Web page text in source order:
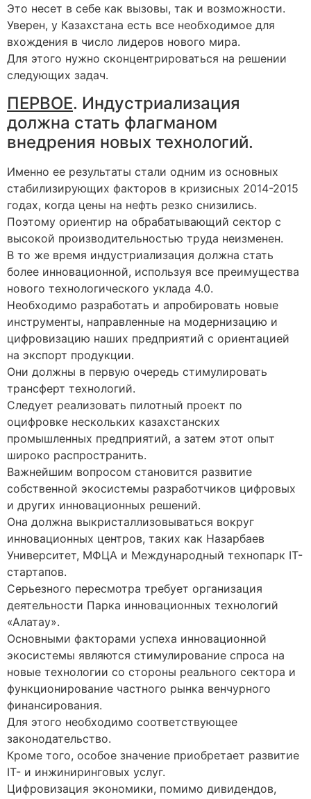
Это несет в себе как вызовы, так и возможности.
Уверен, у Казахстана есть все необходимое для
вхождения в число лидеров нового мира.
Для этого нужно сконцентрироваться на решении
следующих задач.
ПЕРВОЕ. Индустриализация
должна стать флагманом
внедрения новых технологий.
Именно ее результаты стали одним из основных
стабилизирующих факторов в кризисных 2014-2015
годах, когда цены на нефть резко снизились.
Поэтому ориентир на обрабатывающий сектор с
высокой производительностью труда неизменен.
В то же время индустриализация должна стать
более инновационной, используя все преимущества
нового технологического уклада 4.0.
Необходимо разработать и апробировать новые
инструменты, направленные на модернизацию и
цифровизацию наших предприятий с ориентацией
на экспорт продукции.
Они должны в первую очередь стимулировать
трансферт технологий.
Следует реализовать пилотный проект по
оцифровке нескольких казахстанских
промышленных предприятий, а затем этот опыт
широко распространить.
Важнейшим вопросом становится развитие
собственной экосистемы разработчиков цифровых
и других инновационных решений.
Она должна выкристаллизовываться вокруг
инновационных центров, таких как Назарбаев
Университет, МФЦА и Международный технопарк IT-
стартапов.
Серьезного пересмотра требует организация
деятельности Парка инновационных технологий
«Алатау».
Основными факторами успеха инновационной
экосистемы являются стимулирование спроса на
новые технологии со стороны реального сектора и
функционирование частного рынка венчурного
финансирования.
Для этого необходимо соответствующее
законодательство.
Кроме того, особое значение приобретает развитие
IT- и инжиниринговых услуг.
Цифровизация экономики, помимо дивидендов,